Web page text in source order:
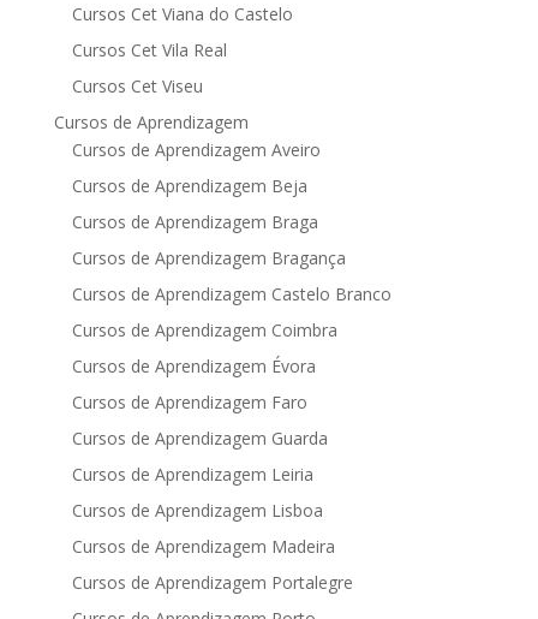
Cursos Cet Viana do Castelo
Cursos Cet Vila Real
Cursos Cet Viseu
Cursos de Aprendizagem
Cursos de Aprendizagem Aveiro
Cursos de Aprendizagem Beja
Cursos de Aprendizagem Braga
Cursos de Aprendizagem Bragança
Cursos de Aprendizagem Castelo Branco
Cursos de Aprendizagem Coimbra
Cursos de Aprendizagem Évora
Cursos de Aprendizagem Faro
Cursos de Aprendizagem Guarda
Cursos de Aprendizagem Leiria
Cursos de Aprendizagem Lisboa
Cursos de Aprendizagem Madeira
Cursos de Aprendizagem Portalegre